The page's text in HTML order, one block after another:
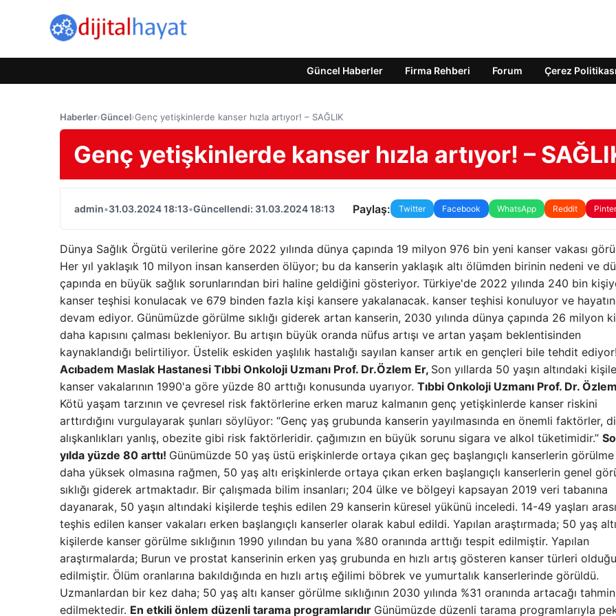
Güncel Haberler Firma Rehberi Forum Çerez Politikası
Haberler›Güncel›Genç yetişkinlerde kanser hızla artıyor! – SAĞLIK
Genç yetişkinlerde kanser hızla artıyor! –
admin•31.03.2024 18:13•Güncellendi: 31.03.2024 18:13 Paylaş: Twitter Facebook WhatsApp Reddit
Dünya Sağlık Örgütü verilerine göre 2022 yılında dünya çapında 19 milyon 976 bin yeni kanser vakası
Her yıl yaklaşık 10 milyon insan kanserden ölüyor; bu da kanserin yaklaşık altı ölümden birinin nedeni ve
çapında en büyük sağlık sorunlarından biri haline geldiğini gösteriyor. Türkiye'de 2022 yılında 240 bin
kanser teşhisi konulacak ve 679 binden fazla kişi kansere yakalanacak. kanser teşhisi konuluyor ve
devam ediyor. Günümüzde görülme sıklığı giderek artan kanserin, 2030 yılında dünya çapında 26 milyon
daha kapısını çalması bekleniyor. Bu artışın büyük oranda nüfus artışı ve artan yaşam beklentisinden
kaynaklandığı belirtiliyor. Üstelik eskiden yaşlılık hastalığı sayılan kanser artık en gençleri bile tehdit ediyor!
Acıbadem Maslak Hastanesi Tıbbi Onkoloji Uzmanı Prof. Dr.Özlem Er, Son yıllarda 50 yaşın altındaki
kanser vakalarının 1990'a göre yüzde 80 arttığı konusunda uyarıyor. Tıbbi Onkoloji Uzmanı Prof. Dr.
Kötü yaşam tarzının ve çevresel risk faktörlerine erken maruz kalmanın genç yetişkinlerde kanser riskini
arttırdığını vurgulayarak şunları söylüyor: “Genç yaş grubunda kanserin yayılmasında en önemli faktörler,
alışkanlıkları yanlış, obezite gibi risk faktörleridir. çağımızın en büyük sorunu sigara ve alkol tüketimidir.”
yılda yüzde 80 arttı! Günümüzde 50 yaş üstü erişkinlerde ortaya çıkan geç başlangıçlı kanserlerin görülme
daha yüksek olmasına rağmen, 50 yaş altı erişkinlerde ortaya çıkan erken başlangıçlı kanserlerin genel
sıklığı giderek artmaktadır. Bir çalışmada bilim insanları; 204 ülke ve bölgeyi kapsayan 2019 veri tabanına
dayanarak, 50 yaşın altındaki kişilerde teşhis edilen 29 kanserin küresel yükünü inceledi. 14-49 yaşları
teşhis edilen kanser vakaları erken başlangıçlı kanserler olarak kabul edildi. Yapılan araştırmada; 50 yaş altı
kişilerde kanser görülme sıklığının 1990 yılından bu yana %80 oranında arttığı tespit edilmiştir. Yapılan
araştırmalarda; Burun ve prostat kanserinin erken yaş grubunda en hızlı artış gösteren kanser türleri
edilmiştir. Ölüm oranlarına bakıldığında en hızlı artış eğilimi böbrek ve yumurtalık kanserlerinde görüldü.
Uzmanlardan bir kez daha; 50 yaş altı kanser görülme sıklığının 2030 yılında %31 oranında artacağı tahmin
edilmektedir. En etkili önlem düzenli tarama programlarıdır Günümüzde düzenli tarama programlarıyla